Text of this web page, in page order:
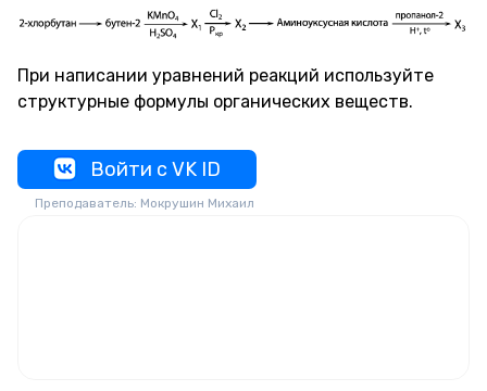
При написании уравнений реакций используйте
структурные формулы органических веществ.
Войти с VK ID
Преподаватель: Мокрушин Михаил